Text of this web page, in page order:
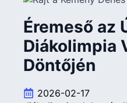
Éremeső az
Diákolimpia
Döntőjén
2026-02-17